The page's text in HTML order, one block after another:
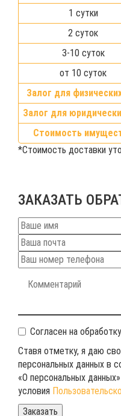
1 сутки
2 суток
3-10 суток
от 10 суток
Залог для
Залог для
Стоимость
*Стоимость доставки
ЗАКАЗАТЬ
Согласен на
Ставя отметку, я даю
персональных данных в
«О персональных
условия